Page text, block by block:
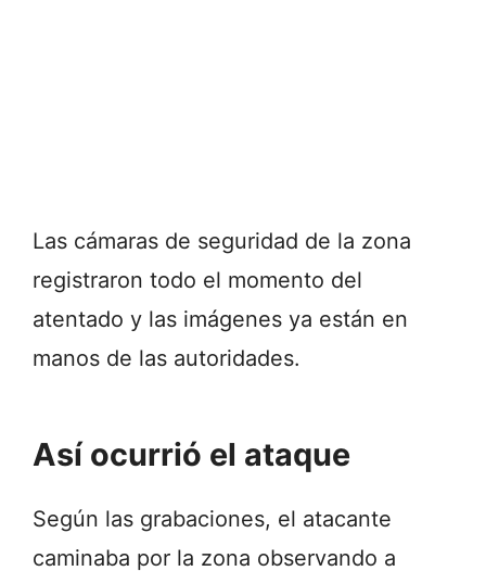
Las cámaras de seguridad de la zona
registraron todo el momento del
atentado y las imágenes ya están en
manos de las autoridades.
Así ocurrió el ataque
Según las grabaciones, el atacante
caminaba por la zona observando a